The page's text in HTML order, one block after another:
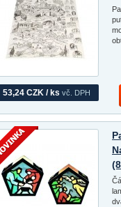
53,24 CZK / ks vč. DPH